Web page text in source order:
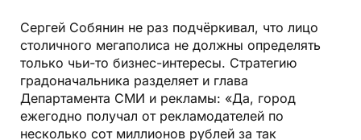
Сергей Собянин не раз подчёркивал, что лицо
столичного мегаполиса не должны определять
только чьи-то бизнес-интересы. Стратегию
градоначальника разделяет и глава
Департамента СМИ и рекламы: «Да, город
ежегодно получал от рекламодателей по
несколько сот миллионов рублей за так